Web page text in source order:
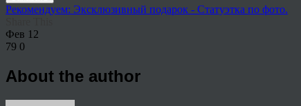
Рекомендуем: Эксклюзивный подарок - Статуэтка по фото.
Фев 12
79 0
About the author